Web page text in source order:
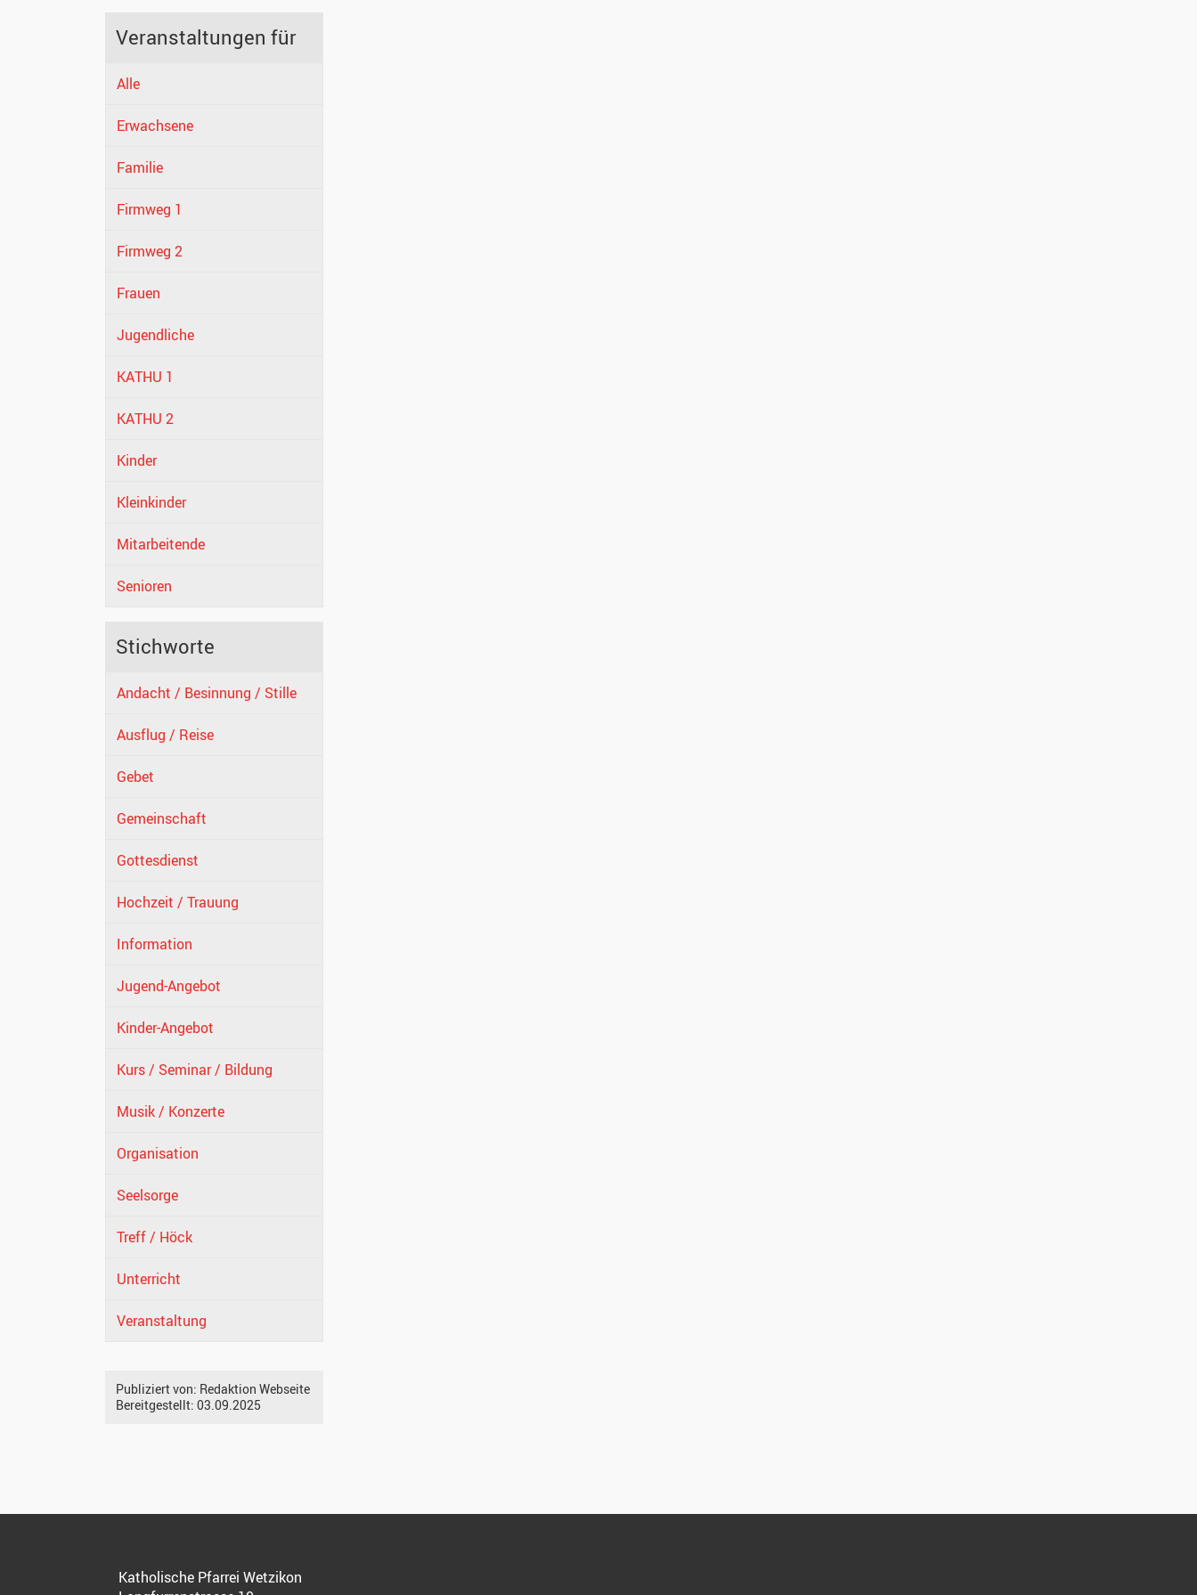
Veranstaltungen für
Alle
Erwachsene
Familie
Firmweg 1
Firmweg 2
Frauen
Jugendliche
KATHU 1
KATHU 2
Kinder
Kleinkinder
Mitarbeitende
Senioren
Stichworte
Andacht / Besinnung / Stille
Ausflug / Reise
Gebet
Gemeinschaft
Gottesdienst
Hochzeit / Trauung
Information
Jugend-Angebot
Kinder-Angebot
Kurs / Seminar / Bildung
Musik / Konzerte
Organisation
Seelsorge
Treff / Höck
Unterricht
Veranstaltung
Publiziert von: Redaktion Webseite
Bereitgestellt: 03.09.2025
Katholische Pfarrei Wetzikon